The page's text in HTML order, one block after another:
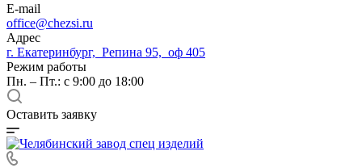
E-mail
office@chezsi.ru
Адрес
г. Екатеринбург, Репина 95, оф 405
Режим работы
Пн. – Пт.: с 9:00 до 18:00
Оставить заявку